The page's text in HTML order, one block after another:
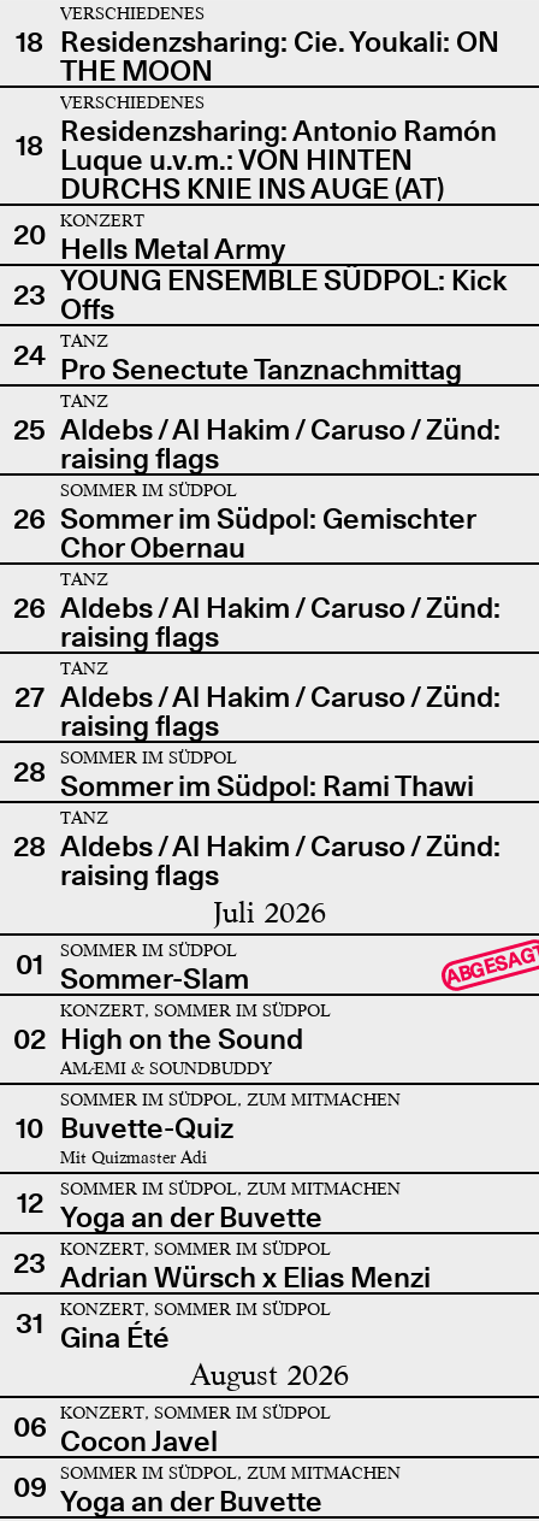
18
VERSCHIEDENES
Residenzsharing: Cie. Youkali: ON
THE MOON
18
VERSCHIEDENES
Residenzsharing: Antonio Ramón
Luque u.v.m.: VON HINTEN
DURCHS KNIE INS AUGE (AT)
20
KONZERT
Hells Metal Army
23 YOUNG ENSEMBLE SÜDPOL: Kick
Offs
24
TANZ
Pro Senectute Tanznachmittag
25
TANZ
Aldebs / Al Hakim / Caruso / Zünd:
raising flags
26
SOMMER IM SÜDPOL
Sommer im Südpol: Gemischter
Chor Obernau
26
TANZ
Aldebs / Al Hakim / Caruso / Zünd:
raising flags
27
TANZ
Aldebs / Al Hakim / Caruso / Zünd:
raising flags
28
SOMMER IM SÜDPOL
Sommer im Südpol: Rami Thawi
28
TANZ
Aldebs / Al Hakim / Caruso / Zünd:
raising flags
Juli 2026
01 SOMMER IM SÜDPOL
Sommer-Slam
02
KONZERT, SOMMER IM SÜDPOL
High on the Sound
AMÆMI & SOUNDBUDDY
10
SOMMER IM SÜDPOL, ZUM MITMACHEN
Buvette-Quiz
Mit Quizmaster Adi
12 SOMMER IM SÜDPOL, ZUM MITMACHEN
Yoga an der Buvette
23
KONZERT, SOMMER IM SÜDPOL
Adrian Würsch x Elias Menzi
31
KONZERT, SOMMER IM SÜDPOL
Gina Été
August 2026
06 KONZERT, SOMMER IM SÜDPOL
Cocon Javel
09
SOMMER IM SÜDPOL, ZUM MITMACHEN
Yoga an der Buvette